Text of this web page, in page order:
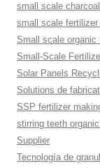
small scale
small scale
Small scale organic
Small-Scale
Solar Panels
Solutions de
SSP fertilizer
stirring teeth
Supplier
Tecnología de